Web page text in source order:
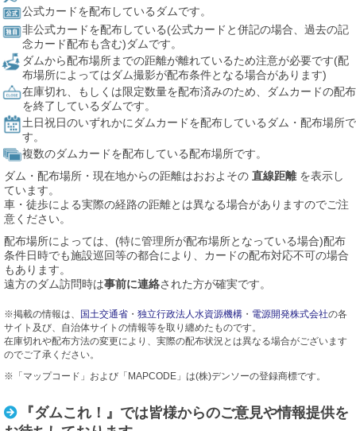
公式カードを配布しているダムです。
非公式カードを配布している(公式カードと併記の場合、過去の記
念カード配布も含む)ダムです。
ダムから配布場所までの距離が離れているため注意が必要です(配
布場所によってはダム撮影が配布条件となる場合があります)
在庫切れ、もしくは限定数量を配布済みのため、ダムカードの配布
を終了しているダムです。
土日祝日のいずれかにダムカードを配布しているダム・配布場所で
す。
複数のダムカードを配布している配布場所です。
ダム・配布場所・現在地からの距離はおおよその 直線距離を表示し
ています。
車・徒歩による実際の経路の距離とは異なる場合がありますのでご注
意ください。
配布場所によっては、(特に管理所が配布場所となっている場合)配布
条件日時でも施設巡回等の都合により、カードの配布対応不可の場合
もあります。
遠方のダム訪問時は事前に連絡された方が確実です。
※掲載の情報は、 国土交通省 ・ 独立行政法人水資源機構 ・ 電源開発株式会社の各
サイト及び、自治体サイトの情報等を取り纏めたものです。
在庫切れや配布方法の変更により、実際の配布状況とは異なる場合がございます
のでご了承ください。
※「マップコード」および「MAPCODE」は(株)デンソーの登録商標です。
『ダムこれ！』では皆様からのご意見や情報提供を